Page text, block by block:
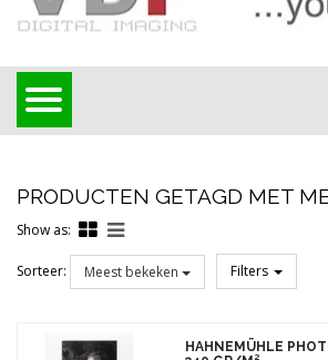
PRODUCTEN GETAGD MET
Show as:
Sorteer: Meest bekeken Filters
Gewicht
HAHNEMÜHLE